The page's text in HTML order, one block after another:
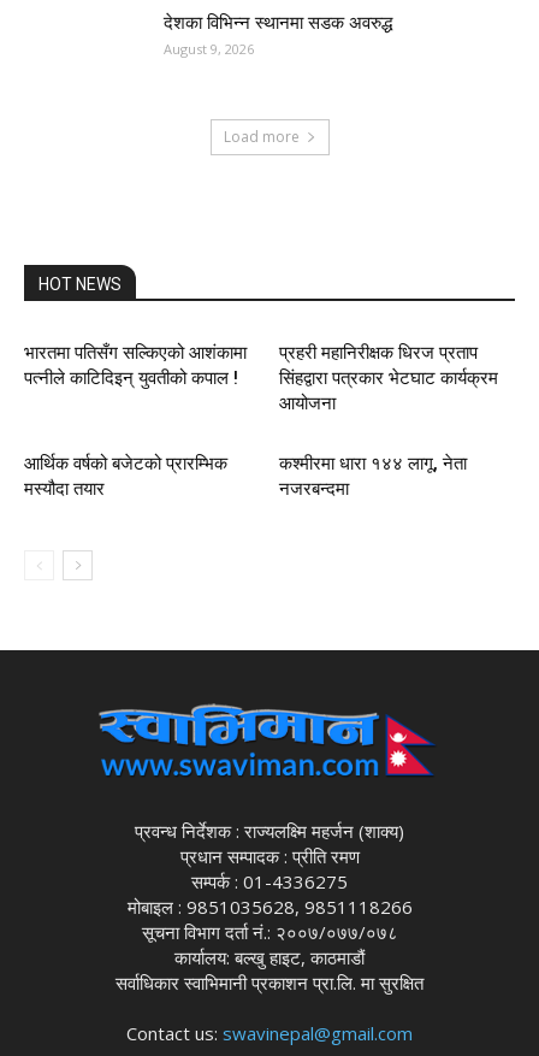
देशका विभिन्न स्थानमा सडक अवरुद्ध
August 9, 2026
Load more
HOT NEWS
भारतमा पतिसँग सल्किएको आशंकामा
पत्नीले काटिदिइन् युवतीको कपाल !
प्रहरी महानिरीक्षक धिरज प्रताप
सिंहद्वारा पत्रकार भेटघाट कार्यक्रम
आयोजना
आर्थिक वर्षको बजेटको प्रारम्भिक
मस्यौदा तयार
कश्मीरमा धारा १४४ लागू, नेता
नजरबन्दमा
प्रवन्ध निर्देशक : राज्यलक्ष्मि महर्जन (शाक्य)
प्रधान सम्पादक : प्रीति रमण
सम्पर्क : 01-4336275
मोबाइल : 9851035628, 9851118266
सूचना विभाग दर्ता नं.: २००७/०७७/०७८
कार्यालय: बल्खु हाइट, काठमाडौं
सर्वाधिकार स्वाभिमानी प्रकाशन प्रा.लि. मा सुरक्षित
Contact us: swavinepal@gmail.com